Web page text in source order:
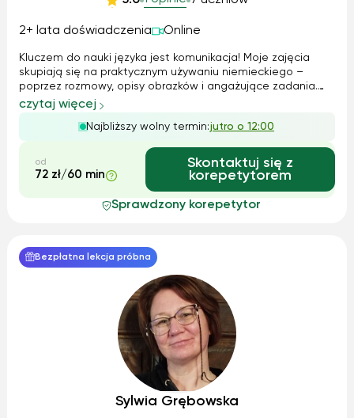
2+ lata doświadczenia Online
Kluczem do nauki języka jest komunikacja! Moje zajęcia
skupiają się na praktycznym używaniu niemieckiego –
poprzez rozmowy, opisy obrazków i angażujące zadania.
Pomagam uczniom opanować słownictwo i gramatykę w
naturalny sposób, wykorzystując quizlety i inne interaktywne
metody. Moim celem jest, aby...
czytaj więcej
Najbliższy wolny termin:jutro o 12:00
od
72 zł/60 min
Skontaktuj się z
korepetytorem
Sprawdzony korepetytor
Bezpłatna lekcja próbna
Sylwia Grębowska